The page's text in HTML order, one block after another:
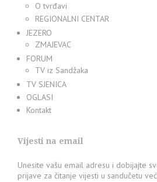
O tvrđavi
REGIONALNI CENTAR
JEZERO
ZMAJEVAC
FORUM
TV iz Sandžaka
TV SJENICA
OGLASI
Kontakt
Vijesti na email
Unesite vašu email adresu i dobijajte
prijave za čitanje vijesti u sandučetu